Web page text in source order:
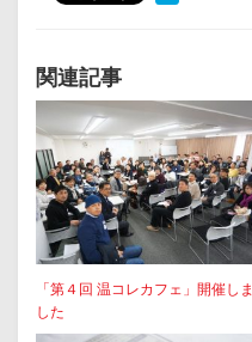
関連記事
「第４回 温コレカフェ」開催しま
した